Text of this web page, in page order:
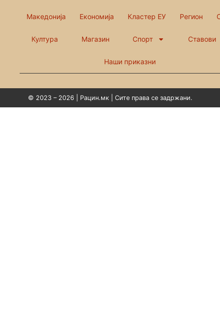
Македонија Економија Кластер ЕУ Регион
Култура Магазин Спорт Ставови
Наши приказни
© 2023 – 2026 | Рацин.мк | Сите права се задржани.